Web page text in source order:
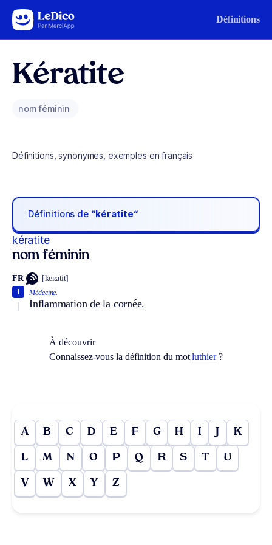
Aller au contenu Définitions
Kératite
nom féminin
Définitions, synonymes, exemples en français
Définitions de “kératite“
kératite
nom féminin
FR [keʀatit]
Médecine.
Inflammation de la cornée.
1
À découvrir
Connaissez-vous la définition du motluthier?
A B C D E F G H I J K
L M N O P Q R S T U
V W X Y Z